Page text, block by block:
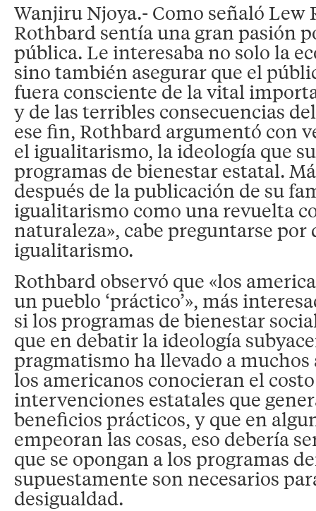
Wanjiru Njoya.- Como señaló Lew
Rothbard sentía una gran pasión
pública. Le interesaba no solo la
sino también asegurar que el
fuera consciente de la vital
y de las terribles consecuencias
ese fin, Rothbard argumentó con
el igualitarismo, la ideología que
programas de bienestar estatal.
después de la publicación de su
igualitarismo como una revuelta
naturaleza», cabe preguntarse por
igualitarismo.
Rothbard observó que «los
un pueblo ‘práctico’», más
si los programas de bienestar
que en debatir la ideología
pragmatismo ha llevado a muchos
los americanos conocieran el
intervenciones estatales que
beneficios prácticos, y que en
empeoran las cosas, eso debería
que se opongan a los programas
supuestamente son necesarios
desigualdad.